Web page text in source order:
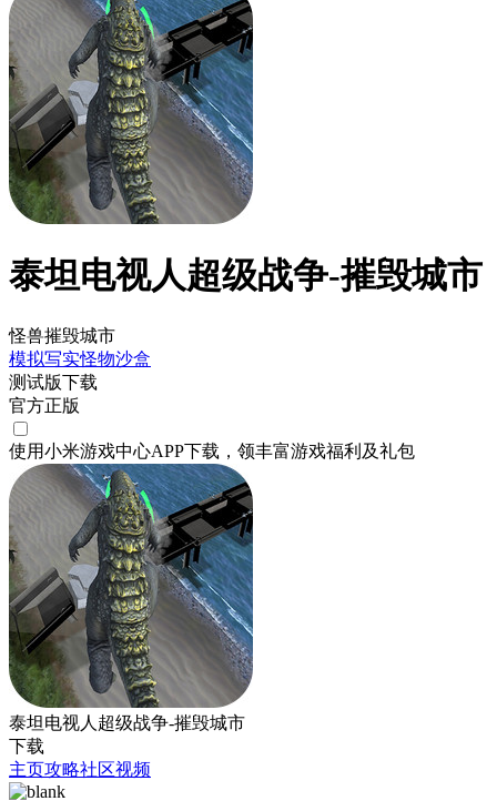
泰坦电视人超级战争-摧毁城市
怪兽摧毁城市
模拟写实怪物沙盒
测试版下载
官方正版
使用小米游戏中心APP下载 ，领丰富游戏福利 及礼包
泰坦电视人超级战争-摧毁城市
下载
主页攻略社区视频